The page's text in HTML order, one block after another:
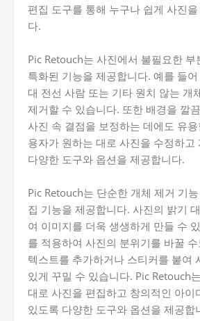
편집 도구를 통해 누구나 쉽게 사진
다.
Pic Retouch는 사진에서 불필요한 부
특화된 기능을 제공합니다. 예를 들
대 전선 사람 또는 기타 원치 않는 개
제거할 수 있습니다. 또한 배경을 깔
사진 속 결점을 보정하는 데에도 유
용자가 원하는 대로 사진을 수정하고
다양한 도구와 옵션을 제공합니다.
Pic Retouch는 단순한 개체 제거 기
집 기능을 제공합니다. 사진의 밝기
여 이미지를 더욱 생생하게 만들 수
를 적용하여 사진의 분위기를 바꿀
텍스트를 추가하거나 스티커를 붙여
있게 꾸밀 수 있습니다. Pic Retouch
대로 사진을 편집하고 창의적인 아이
있도록 다양한 도구와 옵션을 제공합